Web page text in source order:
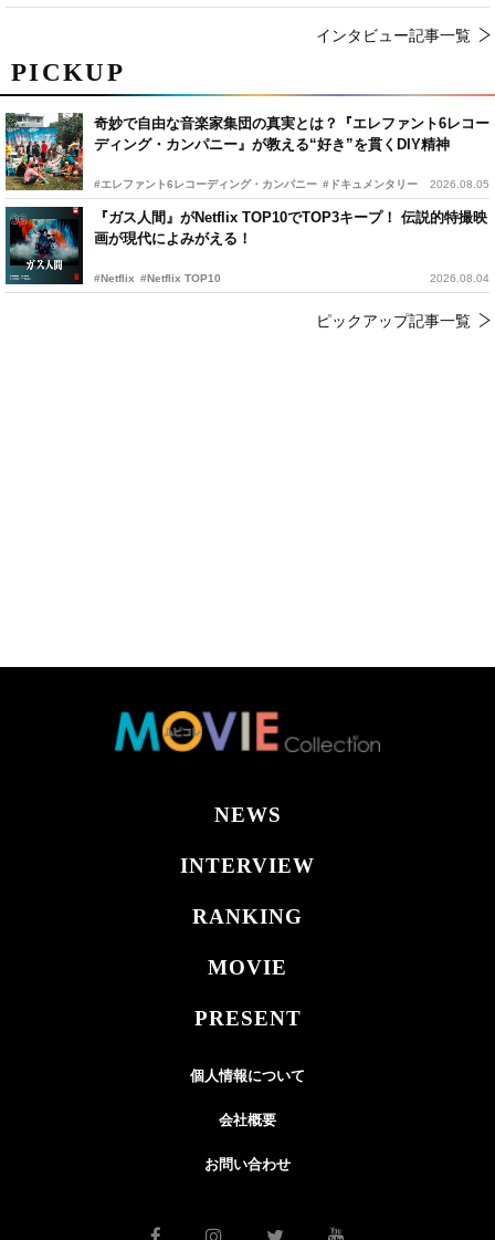
PICKUP
奇妙で自由な音楽家集団の真実とは？『エレファント6レコー
ディング・カンパニー』が教える“好き”を貫くDIY精神
#エレファント6レコーディング・カンパニー #ドキュメンタリー 2026.08.05
『ガス人間』がNetflix TOP10でTOP3キープ！ 伝説的特撮映
画が現代によみがえる！
#Netflix #Netflix TOP10 2026.08.04
ピックアップ記事一覧
インタビュー記事一覧
NEWS
INTERVIEW
RANKING
MOVIE
PRESENT
個人情報について
会社概要
お問い合わせ